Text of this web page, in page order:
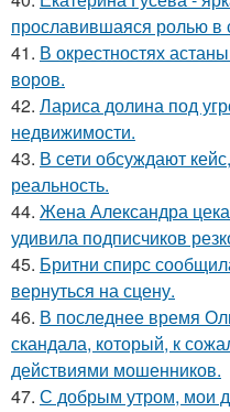
прославившаяся ролью в
41. В окрестностях
воров.
42. Лариса долина под
недвижимости.
43. В сети обсуждают
реальность.
44. Жена Александра
удивила подписчиков
45. Бритни спирс
вернуться на сцену.
46. В последнее время
скандала, который, к
действиями мошенников.
47. С добрым утром, мои